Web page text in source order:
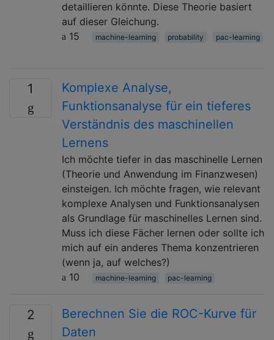
detaillieren könnte. Diese Theorie basiert
auf dieser Gleichung.
15
machine-learning probability pac-learning
1
Komplexe Analyse,
Funktionsanalyse für ein tieferes
Verständnis des maschinellen
Lernens
Ich möchte tiefer in das maschinelle Lernen
(Theorie und Anwendung im Finanzwesen)
einsteigen. Ich möchte fragen, wie relevant
komplexe Analysen und Funktionsanalysen
als Grundlage für maschinelles Lernen sind.
Muss ich diese Fächer lernen oder sollte ich
mich auf ein anderes Thema konzentrieren
(wenn ja, auf welches?)
10
machine-learning pac-learning
2
Berechnen Sie die ROC-Kurve für
Daten